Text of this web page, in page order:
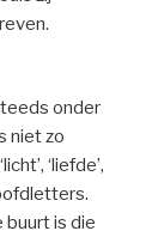
onder
niet zo
‘liefde’,
buurt is die